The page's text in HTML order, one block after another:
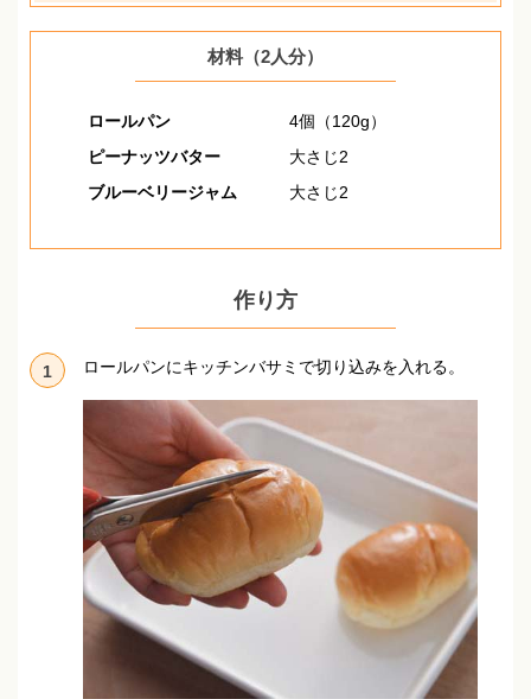
材料（2人分）
ロールパン
4個（120g）
ピーナッツバター
大さじ2
ブルーベリージャム
大さじ2
作り方
1 ロールパンにキッチンバサミで切り込みを入れる。